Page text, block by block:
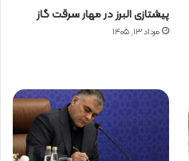
پیشتازی البرز در مهار سرقت گاز
مرداد ۱۳, ۱۴۰۵